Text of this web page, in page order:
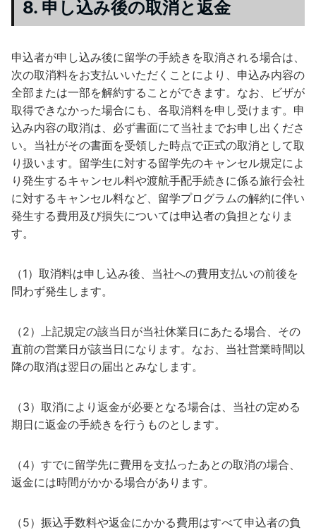
8. 申し込み後の取消と返金
申込者が申し込み後に留学の手続きを取消される場合は、
次の取消料をお支払いいただくことにより、申込み内容の
全部または一部を解約することができます。なお、ビザが
取得できなかった場合にも、各取消料を申し受けます。申
込み内容の取消は、必ず書面にて当社までお申し出くださ
い。当社がその書面を受領した時点で正式の取消として取
り扱います。留学生に対する留学先のキャンセル規定によ
り発生するキャンセル料や渡航手配手続きに係る旅行会社
に対するキャンセル料など、留学プログラムの解約に伴い
発生する費用及び損失については申込者の負担となりま
す。
（1）取消料は申し込み後、当社への費用支払いの前後を
問わず発生します。
（2）上記規定の該当日が当社休業日にあたる場合、その
直前の営業日が該当日になります。なお、当社営業時間以
降の取消は翌日の届出とみなします。
（3）取消により返金が必要となる場合は、当社の定める
期日に返金の手続きを行うものとします。
（4）すでに留学先に費用を支払ったあとの取消の場合、
返金には時間がかかる場合があります。
（5）振込手数料や返金にかかる費用はすべて申込者の負